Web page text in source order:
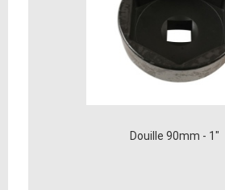
Douille 90mm - 1"